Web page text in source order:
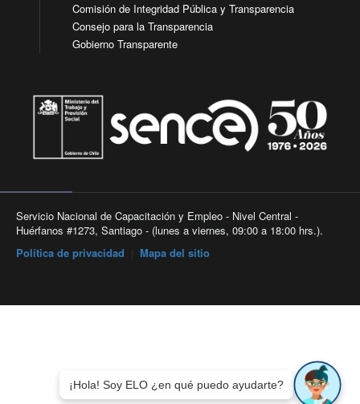
Comisión de Integridad Pública y Transparencia
Consejo para la Transparencia
Gobierno Transparente
Servicio Nacional de Capacitación y Empleo - Nivel Central -
Huérfanos #1273, Santiago - (lunes a viernes, 09:00 a 18:00 hrs.).
Política de privacidad
Mapa del sitio
¡Hola! Soy ELO ¿en qué puedo ayudarte?